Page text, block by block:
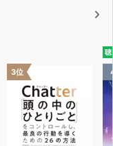
3位
聴